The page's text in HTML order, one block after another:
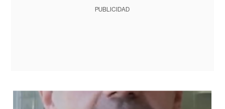
PUBLICIDAD